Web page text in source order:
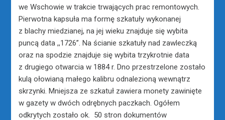
we Wschowie w trakcie trwających prac remontowych.
Pierwotna kapsuła ma formę szkatuły wykonanej
z blachy miedzianej, na jej wieku znajduje się wybita
puncą data ,,1726”. Na ścianie szkatuły nad zawleczką
oraz na spodzie znajduje się wybita trzykrotnie data
z drugiego otwarcia w 1884 r. Dno przestrzelone zostało
kulą ołowianą małego kalibru odnalezioną wewnątrz
skrzynki. Mniejsza ze szkatuł zawiera monety zawinięte
w gazety w dwóch odrębnych paczkach. Ogółem
odkrytych zostało ok. 50 stron dokumentów